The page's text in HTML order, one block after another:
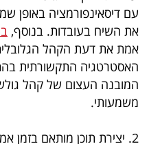
פרסמו
באייס
עקבו
אחרינו:
עם דיסאינפורמציה באופן
את השיח בעובדות. בנוסף,
אמת את דעת הקהל
האסטרטגיה התקשורתית
המובנה העצום של קהל
משמעותי.